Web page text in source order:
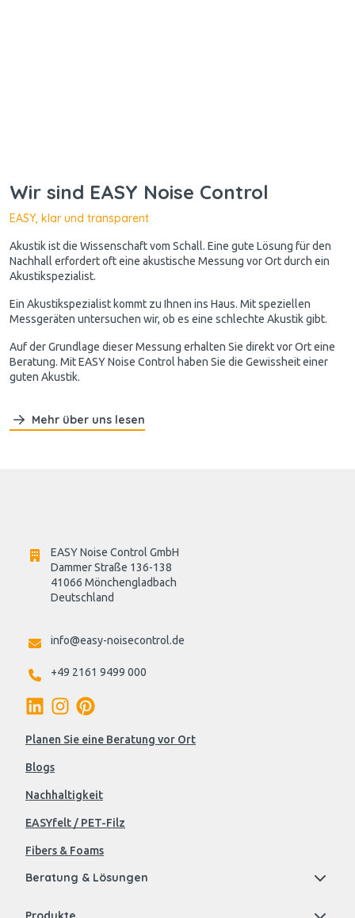
Wir sind EASY Noise Control
EASY, klar und transparent
Akustik ist die Wissenschaft vom Schall. Eine gute Lösung für den
Nachhall erfordert oft eine akustische Messung vor Ort durch ein
Akustikspezialist.
Ein Akustikspezialist kommt zu Ihnen ins Haus. Mit speziellen
Messgeräten untersuchen wir, ob es eine schlechte Akustik gibt.
Auf der Grundlage dieser Messung erhalten Sie direkt vor Ort eine
Beratung. Mit EASY Noise Control haben Sie die Gewissheit einer
guten Akustik.
Mehr über uns lesen
EASY Noise Control GmbH
Dammer Straße 136-138
41066 Mönchengladbach
Deutschland
info@easy-noisecontrol.de
+49 2161 9499 000
Planen Sie eine Beratung vor Ort
Blogs
Nachhaltigkeit
EASYfelt / PET-Filz
Fibers & Foams
Beratung & Lösungen